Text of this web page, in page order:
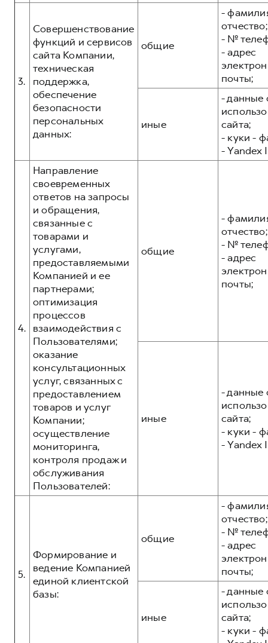
3.
Совершенствование
функций и сервисов
сайта Компании,
техническая
поддержка,
обеспечение
безопасности
персональных
данных:
общие
-
отчество;
- №
- адрес
почты;
иные
- данные
сайта;
- куки -
- Yandex
4.
Направление
своевременных
ответов на запросы
и обращения,
связанные с
товарами и
услугами,
предоставляемыми
Компанией и ее
партнерами;
оптимизация
процессов
взаимодействия с
Пользователями;
оказание
консультационных
услуг, связанных с
предоставлением
товаров и услуг
Компании;
осуществление
мониторинга,
контроля продаж и
обслуживания
Пользователей:
общие
-
отчество;
- №
- адрес
почты;
иные
- данные
сайта;
- куки -
- Yandex
5.
Формирование и
ведение Компанией
единой клиентской
базы:
общие
-
отчество;
- №
- адрес
почты;
иные
- данные
сайта;
- куки -